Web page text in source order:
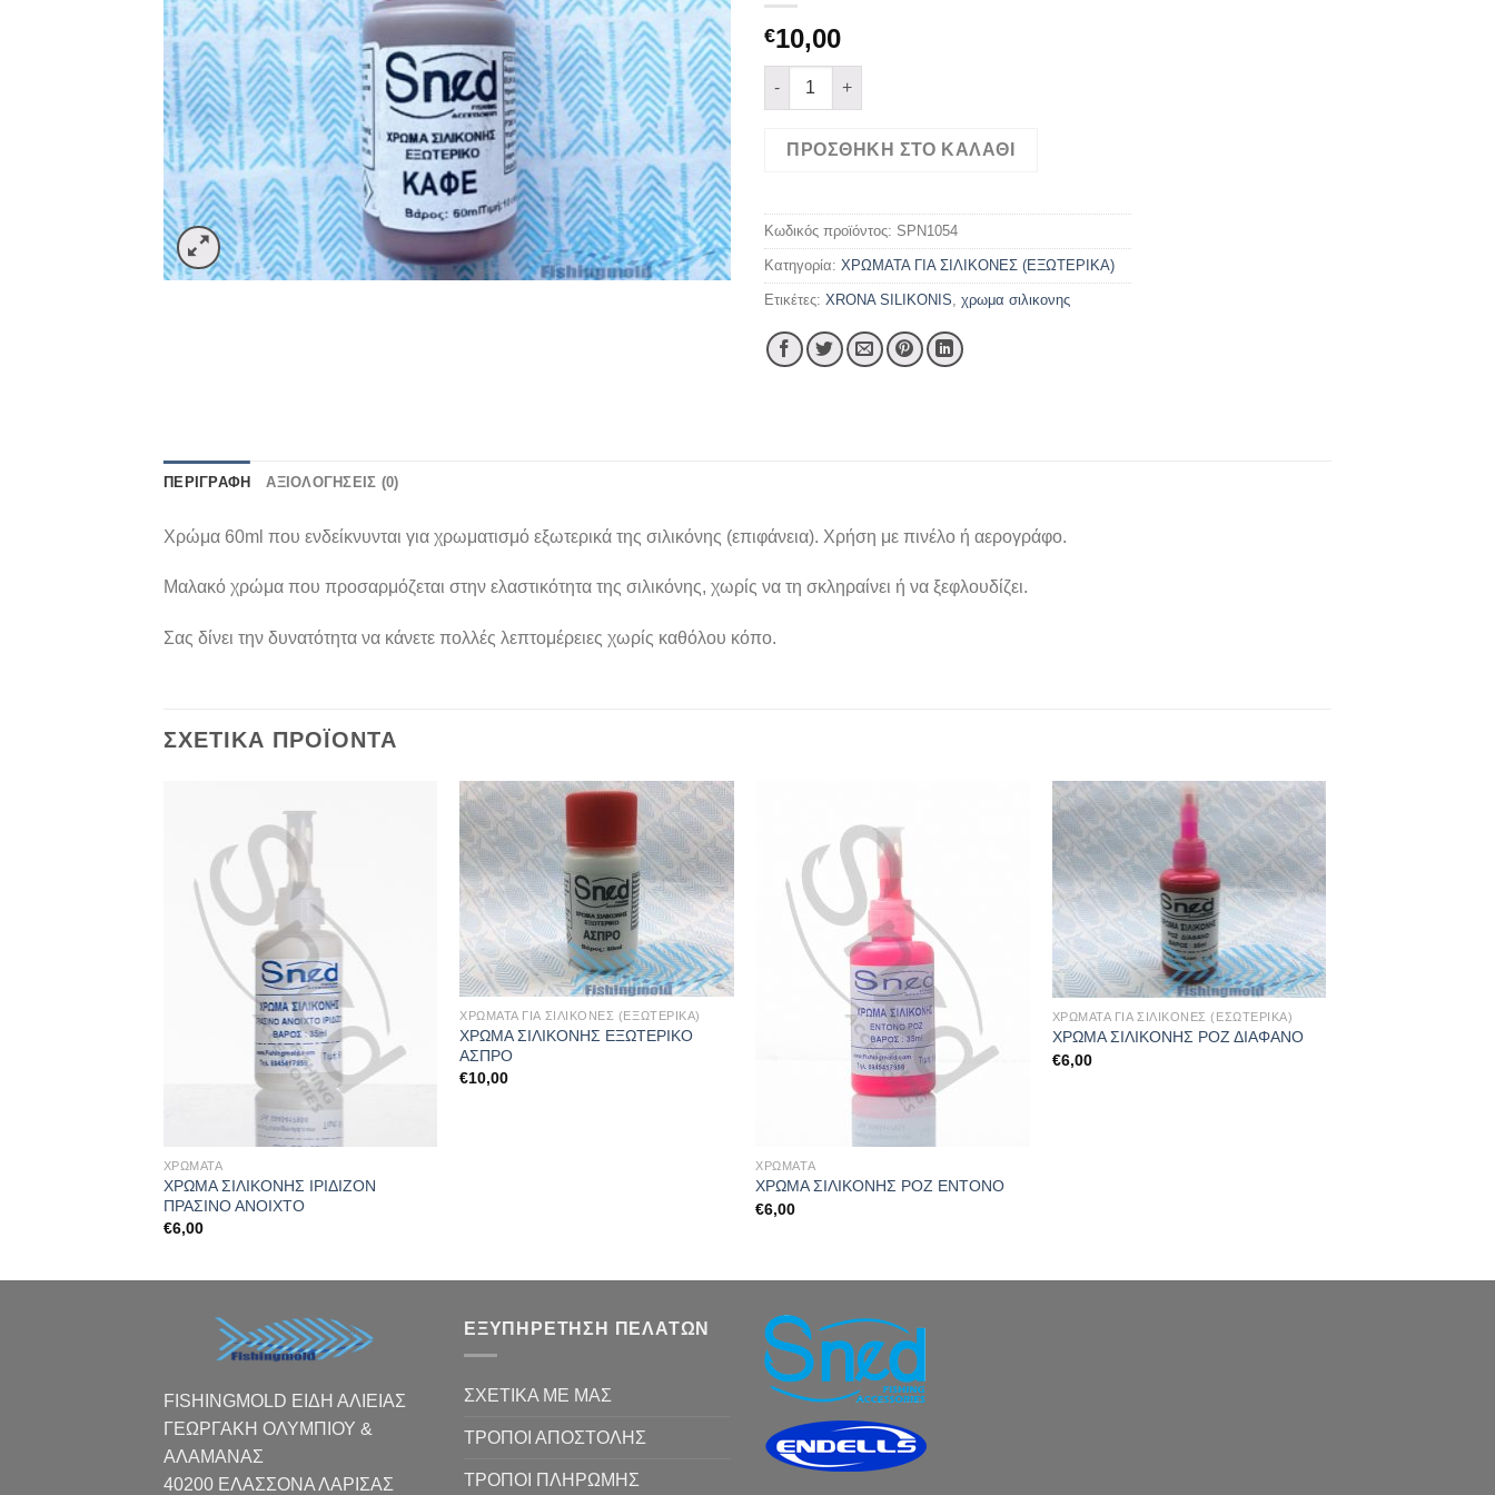
€10,00
ΧΡΩΜΑ ΣΙΛΙΚΟΝΗΣ ΕΞΩΤΕΡΙΚΟ ΚΑΦΕ ποσότητα
ΠΡΟΣΘΉΚΗ ΣΤΟ ΚΑΛΆΘΙ
Κωδικός προϊόντος: SPN1054
Κατηγορία: ΧΡΩΜΑΤΑ ΓΙΑ ΣΙΛΙΚΟΝΕΣ (ΕΞΩΤΕΡΙΚΑ)
Ετικέτες: XRONA SILIKONIS χρωμα σιλικονης
ΠΕΡΙΓΡΑΦΉ ΑΞΙΟΛΟΓΉΣΕΙΣ (0)
Χρώμα 60ml που ενδείκνυνται για χρωματισμό εξωτερικά της σιλικόνης (επιφάνεια). Χρήση με πινέλο ή αερογράφο.
Μαλακό χρώμα που προσαρμόζεται στην ελαστικότητα της σιλικόνης, χωρίς να τη σκληραίνει ή να ξεφλουδίζει.
Σας δίνει την δυνατότητα να κάνετε πολλές λεπτομέρειες χωρίς καθόλου κόπο.
ΣΧΕΤΙΚΆ ΠΡΟΪΌΝΤΑ
ΧΡΩΜΑΤΑ
ΧΡΩΜΑ ΣΙΛΙΚΟΝΗΣ ΙΡΙΔΙΖΟΝ
ΠΡΑΣΙΝΟ ΑΝΟΙΧΤΟ
€6,00
ΧΡΩΜΑΤΑ ΓΙΑ ΣΙΛΙΚΟΝΕΣ (ΕΞΩΤΕΡΙΚΑ)
ΧΡΩΜΑ ΣΙΛΙΚΟΝΗΣ ΕΞΩΤΕΡΙΚΟ
ΑΣΠΡΟ
€10,00
ΧΡΩΜΑΤΑ
ΧΡΩΜΑ ΣΙΛΙΚΟΝΗΣ ΡΟΖ ΕΝΤΟΝΟ
€6,00
ΧΡΩΜΑΤΑ ΓΙΑ ΣΙΛΙΚΟΝΕΣ (ΕΣΩΤΕΡΙΚΑ)
ΧΡΩΜΑ ΣΙΛΙΚΟΝΗΣ ΡΟΖ ΔΙΑΦΑΝΟ
€6,00
FISHINGMOLD ΕΙΔΗ ΑΛΙΕΙΑΣ
ΓΕΩΡΓΑΚΗ ΟΛΥΜΠΙΟΥ &
ΑΛΑΜΑΝΑΣ
40200 ΕΛΑΣΣΟΝΑ ΛΑΡΙΣΑΣ
ΕΞΥΠΗΡΕΤΗΣΗ ΠΕΛΑΤΩΝ
ΣΧΕΤΙΚΑ ΜΕ ΜΑΣ
ΤΡΟΠΟΙ ΑΠΟΣΤΟΛΗΣ
ΤΡΟΠΟΙ ΠΛΗΡΩΜΗΣ